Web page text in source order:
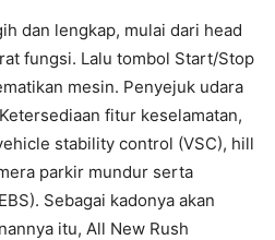
dan lengkap, mulai dari head
fungsi. Lalu tombol Start/Stop
mesin. Penyejuk udara
fitur keselamatan,
stability control (VSC), hill
parkir mundur serta
Sebagai kadonya akan
itu, All New Rush